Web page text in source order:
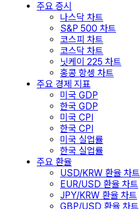
주요 증시
나스닥 차트
S&P 500 차트
코스피 차트
코스닥 차트
닛케이 225 차트
홍콩 항셍 차트
주요 경제 지표
미국 GDP
한국 GDP
미국 CPI
한국 CPI
미국 실업률
한국 실업률
주요 환율
USD/KRW 환율 차트
EUR/USD 환율 차트
JPY/KRW 환율 차트
GBP/USD 환율 차트